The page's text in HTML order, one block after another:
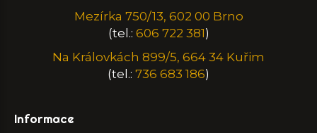
Mezírka 750/13, 602 00 Brno
(tel.: 606 722 381)
Na Královkách 899/5, 664 34 Kuřim
(tel.: 736 683 186)
Informace